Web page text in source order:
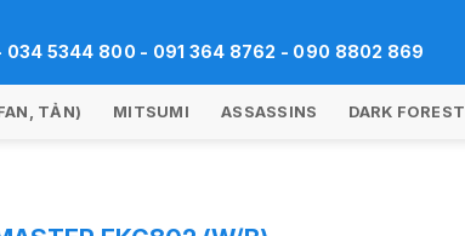
5344 800 - 091 364 8762 - 090 8802 869
TẢN) MITSUMI ASSASSINS DARK FOREST